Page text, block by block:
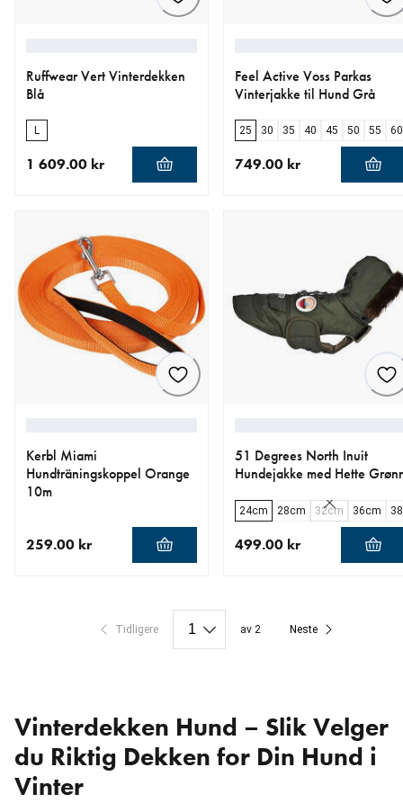
Ruffwear Vert Vinterdekken
Blå
L
1 609.00 kr
Feel Active Voss Parkas
Vinterjakke til Hund Grå
25 30 35 40 45 50 55 60
749.00 kr
Kerbl Miami
Hundträningskoppel Orange
10m
259.00 kr
51 Degrees North Inuit
Hundejakke med Hette
24cm 28cm 32cm 36cm
499.00 kr
Tidligere av 2 Neste
Vinterdekken Hund – Slik Velger
du Riktig Dekken for Din Hund i
Vinter